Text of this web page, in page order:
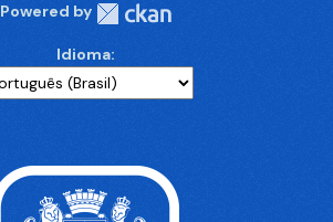
Powered by
Idioma